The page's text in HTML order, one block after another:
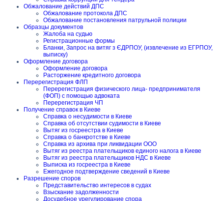
Обжалование действий ДПС
Обжалование протокола ДПС
Обжалование постановления патрульной полиции
Образцы документов
Жалоба на судью
Регистрационные формы
Бланки, Запрос на витяг з ЄДРПОУ, (извлечение из ЕГРПОУ,
выписку)
Оформление договора
Оформление договора
Расторжение кредитного договора
Перерегистрация ФЛП
Перерегистрация физического лица- предпринимателя
(ФОП) с помощью адвоката
Перерегистрация ЧП
Получение справок в Киеве
Справка о несудимости в Киеве
Справка об отсутствии судимости в Киеве
Вытяг из госреестра в Киеве
Справка о банкротстве в Киеве
Справка из архива при ликвидации ООО
Вытяг из реестра плательщиков единого налога в Киеве
Вытяг из реестра плательщиков НДС в Киеве
Выписка из госреестра в Киеве
Ежегодное подтверждение сведений в Киеве
Разрешение споров
Представительство интересов в судах
Взыскание задолженности
Досудебное урегулирование спора